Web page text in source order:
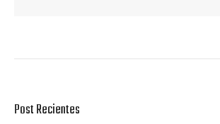
Post Recientes